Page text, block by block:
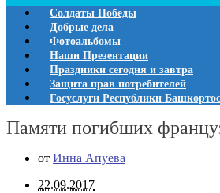
Солдаты Победы
Добрые дела
Фотоальбомы
Наши Презентации
Праздники сегодня и завтра
Защита прав потребителей
Госуслуги Республики
Памяти погибших
от Инна Апуева
22.09.2017